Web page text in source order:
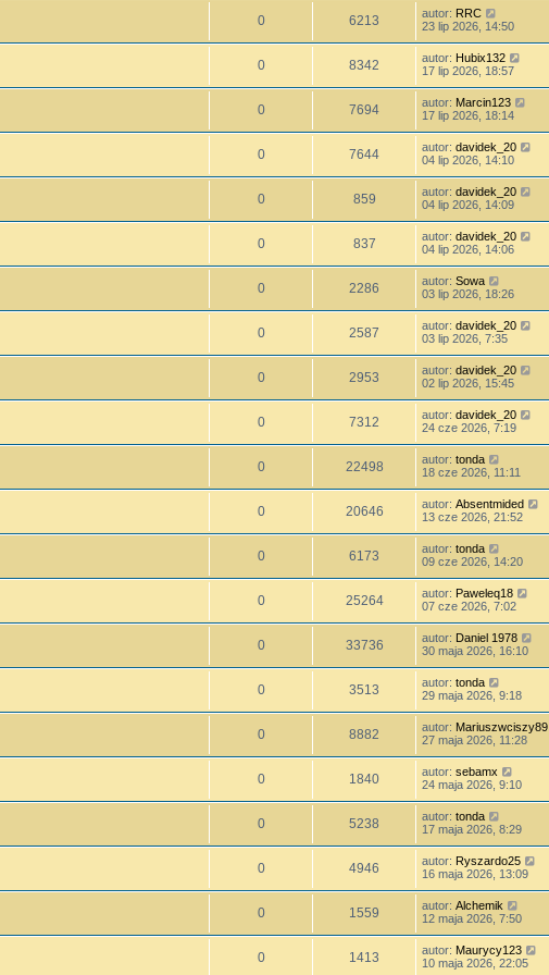
0 6213 autor: RRC
23 lip 2026, 14:50
0 8342 autor: Hubix132
17 lip 2026, 18:57
0 7694 autor: Marcin123
17 lip 2026, 18:14
0 7644 autor: davidek_20
04 lip 2026, 14:10
0 859 autor: davidek_20
04 lip 2026, 14:09
0 837 autor: davidek_20
04 lip 2026, 14:06
0 2286 autor: Sowa
03 lip 2026, 18:26
0 2587 autor: davidek_20
03 lip 2026, 7:35
0 2953 autor: davidek_20
02 lip 2026, 15:45
0 7312 autor: davidek_20
24 cze 2026, 7:19
0 22498 autor: tonda
18 cze 2026, 11:11
0 20646 autor: Absentmided
13 cze 2026, 21:52
0 6173 autor: tonda
09 cze 2026, 14:20
0 25264 autor: Paweleq18
07 cze 2026, 7:02
0 33736 autor: Daniel 1978
30 maja 2026, 16:10
0 3513 autor: tonda
29 maja 2026, 9:18
0 8882 autor: Mariuszwciszy89
27 maja 2026, 11:28
0 1840 autor: sebamx
24 maja 2026, 9:10
0 5238 autor: tonda
17 maja 2026, 8:29
0 4946 autor: Ryszardo25
16 maja 2026, 13:09
0 1559 autor: Alchemik
12 maja 2026, 7:50
0 1413 autor: Maurycy123
10 maja 2026, 22:05